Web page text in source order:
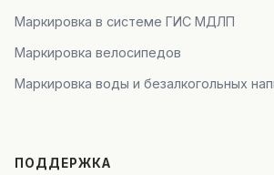
Маркировка в системе ГИС МДЛП
Маркировка велосипедов
Маркировка воды и безалкогольных
ПОДДЕРЖКА